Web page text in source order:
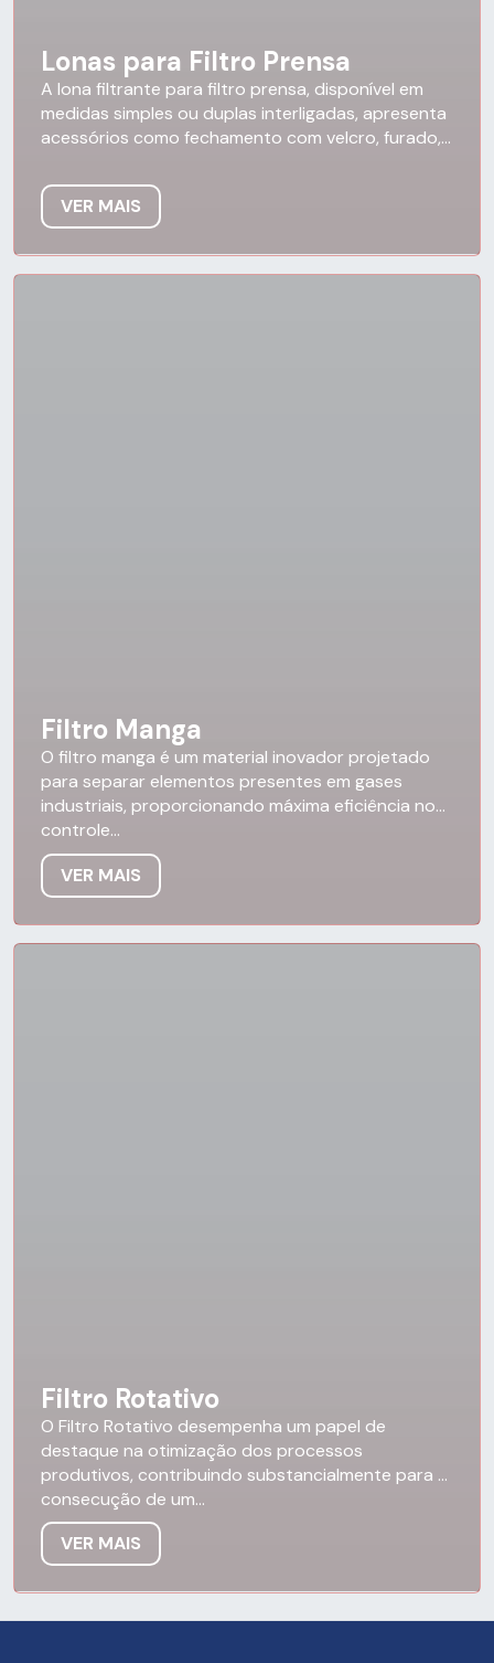
Lonas para Filtro Prensa
A lona filtrante para filtro prensa, disponível em
medidas simples ou duplas interligadas, apresenta
acessórios como fechamento com velcro, furado,...
VER MAIS
Filtro Manga
O filtro manga é um material inovador projetado
para separar elementos presentes em gases
industriais, proporcionando máxima eficiência no
controle...
VER MAIS
Filtro Rotativo
O Filtro Rotativo desempenha um papel de
destaque na otimização dos processos
produtivos, contribuindo substancialmente para a
consecução de um...
VER MAIS